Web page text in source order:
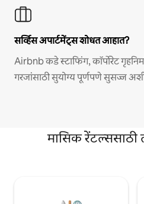
सर्व्हिस अपार्टमेंट्स शोधत आहात?
Airbnb कडे स्टाफिंग, कॉर्पोरेट
गरजांसाठी सुयोग्य पूर्णपणे सुसज्ज
मासिक रेंटल्ससाठी